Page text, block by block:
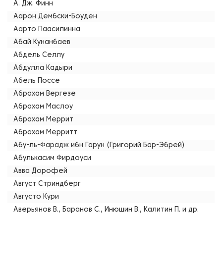
А. Дж. Финн
Аарон Дембски-Боуден
Аарто Паасилинна
Абай Кунанбаев
Абдель Селлу
Абдулла Кадыри
Абель Поссе
Абрахам Вергезе
Абрахам Маслоу
Абрахам Меррит
Абрахам Мерритт
Абу-ль-Фарадж ибн Гарун (Григорий Бар-Эбрей)
Абулькасим Фирдоуси
Авва Дорофей
Август Стриндберг
Августо Кури
Аверьянов В., Баранов С., Инюшин В., Калитин П. и др.